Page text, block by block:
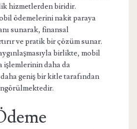
hizmetlerden biridir.
ödemelerini nakit paraya
sunarak, finansal
ve pratik bir çözüm sunar.
birlikte, mobil
işlemlerinin daha da
geniş bir kitle tarafından